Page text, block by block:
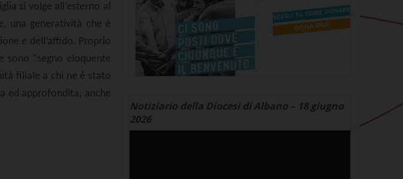
si volge all’esterno al
una generatività che è
e dell’affido. Proprio
sono “segno eloquente
filiale a chi ne è stato
ed approfondita, anche
Notiziario della Diocesi di Albano – 18 giugno
2026